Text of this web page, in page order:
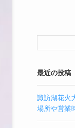
最近の投稿
諏訪湖花火
場所や営業